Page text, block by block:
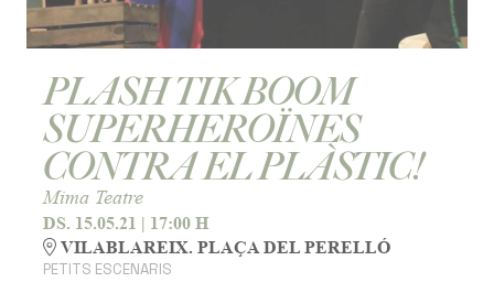
PLASH TIK BOOM
SUPERHEROÏNES
CONTRA EL PLÀSTIC!
Mima Teatre
DS. 15.05.21 | 17:00 H
VILABLAREIX. PLAÇA DEL PERELLÓ
PETITS ESCENARIS